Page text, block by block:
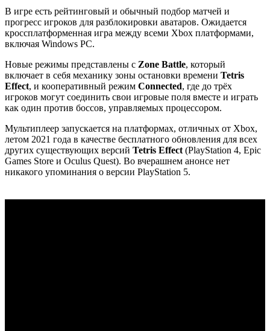
В игре есть рейтинговый и обычный подбор матчей и
прогресс игроков для разблокировки аватаров. Ожидается
кроссплатформенная игра между всеми Xbox платформами,
включая Windows PC.
Новые режимы представлены с Zone Battle, который
включает в себя механику зоны остановки времени Tetris
Effect, и кооперативный режим Connected, где до трёх
игроков могут соединить свои игровые поля вместе и играть
как один против боссов, управляемых процессором.
Мультиплеер запускается на платформах, отличных от Xbox,
летом 2021 года в качестве бесплатного обновления для всех
других существующих версий Tetris Effect (PlayStation 4, Epic
Games Store и Oculus Quest). Во вчерашнем анонсе нет
никакого упоминания о версии PlayStation 5.